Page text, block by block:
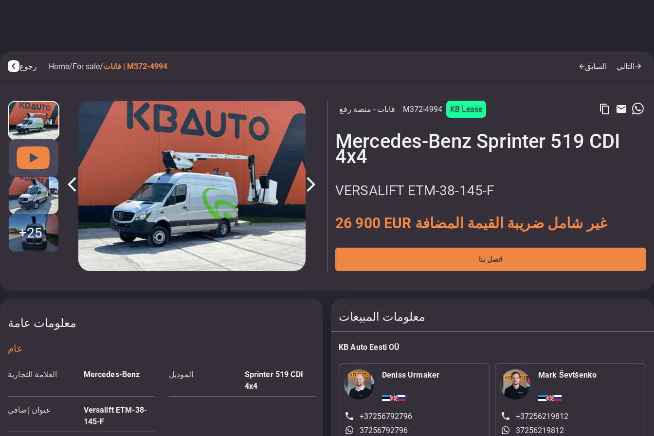
arrow_back_ios رجوع Home/For sale/ فانات | M372-4994 arrow_backالسابق التاليarrow_forward
arrow_back_ios arrow_forward_ios
+25
فانات - منصة رفع M372-4994 KB Lease content_copy email
Mercedes-Benz Sprinter 519 CDI
4x4
VERSALIFT ETM-38-145-F
26 900 EUR غير شامل ضريبة القيمة المضافة
اتصل بنا
معلومات عامة
عام
العلامة التجارية Mercedes-Benz الموديل
Sprinter 519 CDI
4x4
عنوان إضافي
Versalift ETM-38-
145-F
معلومات المبيعات
KB Auto Eesti OÜ
Deniss Urmaker
+37256792796
37256792796
Mark Ševtšenko
+37256219812
37256219812